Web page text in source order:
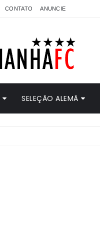
CONTATO ANUNCIE
SELEÇÃO ALEMÃ